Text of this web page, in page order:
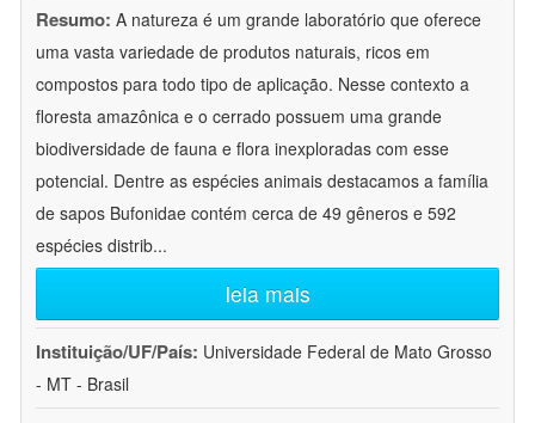
Resumo: A natureza é um grande laboratório que oferece
uma vasta variedade de produtos naturais, ricos em
compostos para todo tipo de aplicação. Nesse contexto a
floresta amazônica e o cerrado possuem uma grande
biodiversidade de fauna e flora inexploradas com esse
potencial. Dentre as espécies animais destacamos a família
de sapos Bufonidae contém cerca de 49 gêneros e 592
espécies distrib...
leia mais
Instituição/UF/País: Universidade Federal de Mato Grosso
- MT - Brasil